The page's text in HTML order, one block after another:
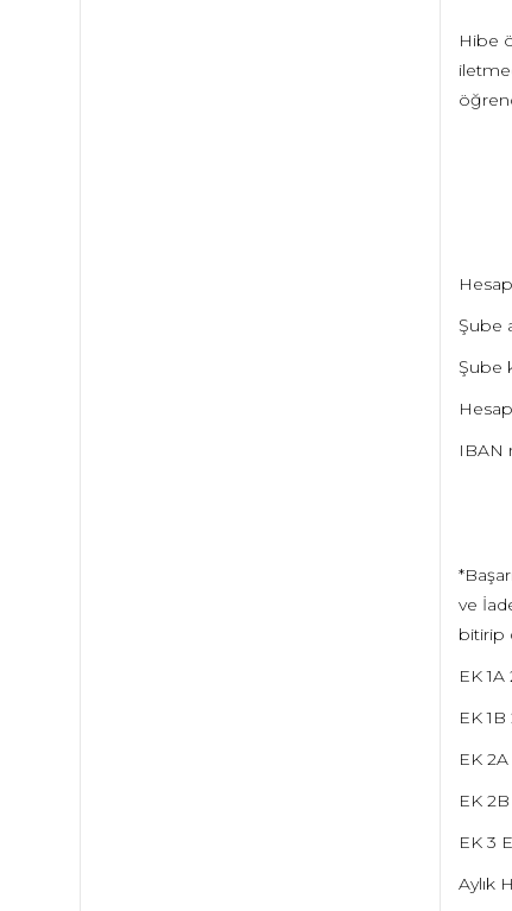
Hibe
Şube
Şube
IBAN
ve
bitirip
EK
EK
EK
EK
EK 3
Aylık